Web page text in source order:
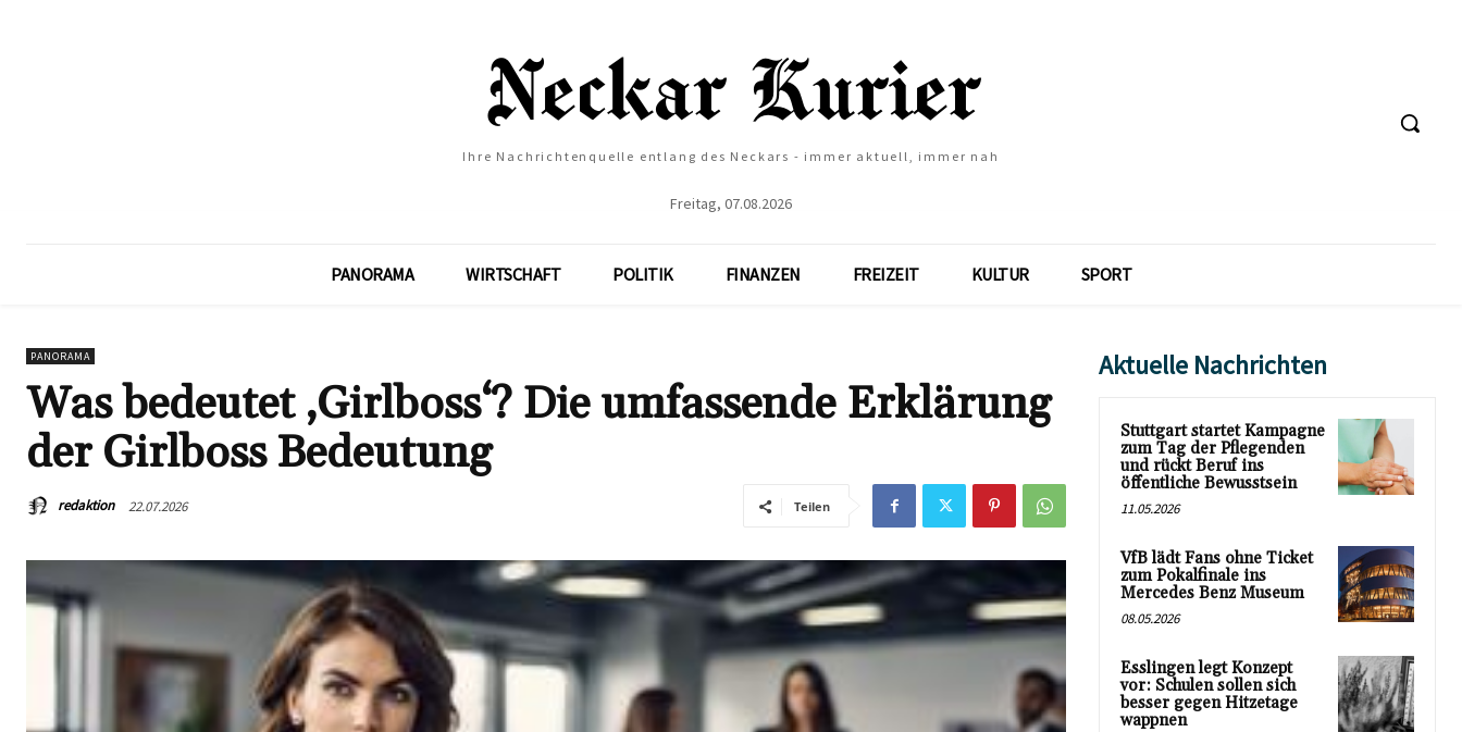
Ihre Nachrichtenquelle entlang des Neckars - immer aktuell, immer nah
Freitag, 07.08.2026
PANORAMA WIRTSCHAFT POLITIK FINANZEN FREIZEIT KULTUR SPORT
PANORAMA
Was bedeutet ‚Girlboss‘? Die umfassende Erklärung
der Girlboss Bedeutung
redaktion 22.07.2026 Teilen
Aktuelle Nachrichten
Stuttgart startet Kampagne
zum Tag der Pflegenden
und rückt Beruf ins
öffentliche Bewusstsein
11.05.2026
VfB lädt Fans ohne Ticket
zum Pokalfinale ins
Mercedes Benz Museum
08.05.2026
Esslingen legt Konzept
vor: Schulen sollen sich
besser gegen Hitzetage
wappnen